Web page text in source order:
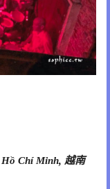
Chí Minh, 越南